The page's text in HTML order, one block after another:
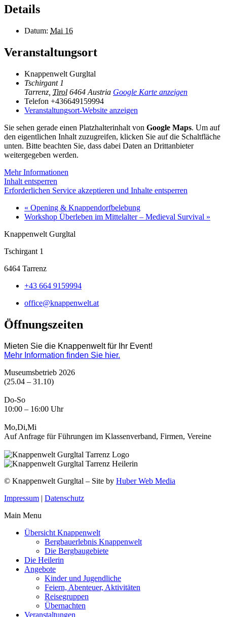
Details
Datum: Mai 16
Veranstaltungsort
Knappenwelt Gurgltal
Tschirgant 1
Tarrenz Tirol 6464 Austria Google Karte anzeigen
Telefon +436649159994
Veranstaltungsort-Website anzeigen
Sie sehen gerade einen Platzhalterinhalt von Google Maps. Um auf
den eigentlichen Inhalt zuzugreifen, klicken Sie auf die Schaltfläche
unten. Bitte beachten Sie, dass dabei Daten an Drittanbieter
weitergegeben werden.
Mehr Informationen
Inhalt entsperren
Erforderlichen Service akzeptieren und Inhalte entsperren
« Opening & Knappendorfbelebung
Workshop Überleben im Mittelalter – Medieval Survival »
Knappenwelt Gurgltal
Tschirgant 1
6464 Tarrenz
+43 664 9159994
office@knappenwelt.at
Öffnungszeiten
Mieten Sie die Knappenwelt für Ihr Event!
Mehr Information finden Sie hier.
Museumsbetrieb 2026
(25.04 – 31.10)
Do-So
10:00 – 16:00 Uhr
Mo,Di,Mi
Auf Anfrage für Führungen im Klassenverband, Firmen, Vereine
© Knappenwelt Gurgltal – Site by Huber Web Media
Impressum | Datenschutz
Main Menu
Übersicht Knappenwelt
Bergbauerlebnis Knappenwelt
Die Bergbaugebiete
Die Heilerin
Angebote
Kinder und Jugendliche
Feiern, Abenteuer, Aktivitäten
Reisegruppen
Übernachten
Veranstaltungen